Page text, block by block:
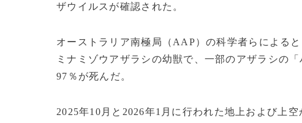
ザウイルスが確認された。
オーストラリア南極局（AAP）の科学者らによる
ミナミゾウアザラシの幼獣で、一部のアザラシの
97％が死んだ。
2025年10月と2026年1月に行われた地上および上